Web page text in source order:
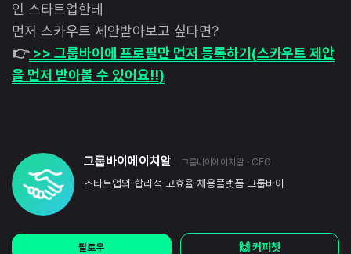
인 스타트업한테
먼저 스카우트 제안받아보고 싶다면?
👉>> 그룹바이에 프로필만 먼저 등록하기(스카우트 제안
을 먼저 받아볼 수 있어요!!)
그룹바이에이치알 그룹바이에이치알 · CEO
스타트업의 합리적 고효율 채용플랫폼 그룹바이
팔로우 🙌 커피챗